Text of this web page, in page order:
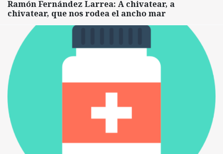
Ramón Fernández Larrea: A chivatear, a
chivatear, que nos rodea el ancho mar